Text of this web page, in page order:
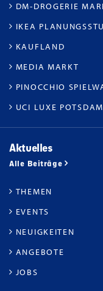
DM-DROGERIE
IKEA
KAUFLAND
MEDIA MARKT
PINOCCHIO
UCI LUXE POTSDAM
Aktuelles
Alle Beiträge
THEMEN
EVENTS
NEUIGKEITEN
ANGEBOTE
JOBS